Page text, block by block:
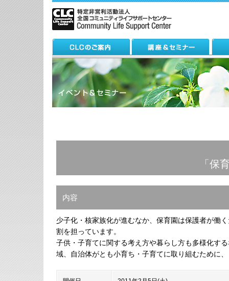
「保
内容
少子化・核家族化が進むなか、保育園は保護者が働
割を担っています。
子供・子育てに関する考え方や暮らし方も多様化す
域、自治体がとも小育ち・子育てに取り組むために